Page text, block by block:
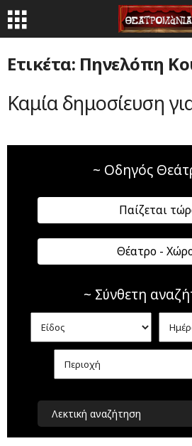
Ετικέτα: Πηνελόπη
Καμία δημοσίευση
~ Οδηγός
Παίζεται
Θέατρο -
~ Σύνθετη
Λεκτική αναζήτηση